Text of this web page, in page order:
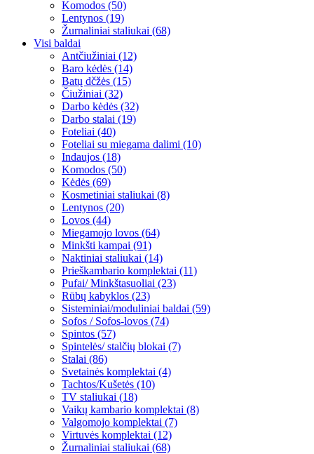
Komodos (50)
Lentynos (19)
Žurnaliniai staliukai (68)
Visi baldai
Antčiužiniai (12)
Baro kėdės (14)
Batų dčžės (15)
Čiužiniai (32)
Darbo kėdės (32)
Darbo stalai (19)
Foteliai (40)
Foteliai su miegama dalimi (10)
Indaujos (18)
Komodos (50)
Kėdės (69)
Kosmetiniai staliukai (8)
Lentynos (20)
Lovos (44)
Miegamojo lovos (64)
Minkšti kampai (91)
Naktiniai staliukai (14)
Prieškambario komplektai (11)
Pufai/ Minkštasuoliai (23)
Rūbų kabyklos (23)
Sisteminiai/moduliniai baldai (59)
Sofos / Sofos-lovos (74)
Spintos (57)
Spintelės/ stalčių blokai (7)
Stalai (86)
Svetainės komplektai (4)
Tachtos/Kušetės (10)
TV staliukai (18)
Vaikų kambario komplektai (8)
Valgomojo komplektai (7)
Virtuvės komplektai (12)
Žurnaliniai staliukai (68)